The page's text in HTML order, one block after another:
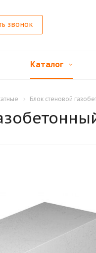
звонок
Каталог
Блок стеновой